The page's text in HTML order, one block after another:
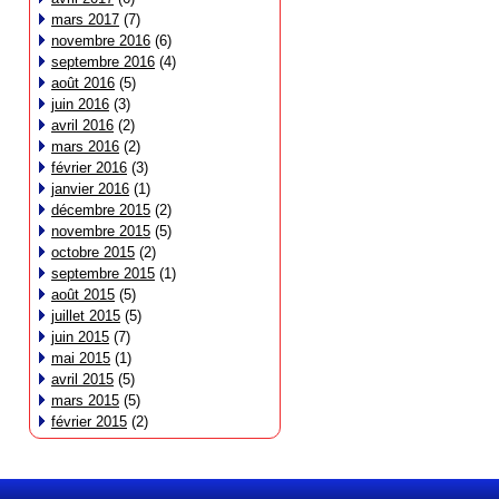
mars 2017 (7)
novembre 2016 (6)
septembre 2016 (4)
août 2016 (5)
juin 2016 (3)
avril 2016 (2)
mars 2016 (2)
février 2016 (3)
janvier 2016 (1)
décembre 2015 (2)
novembre 2015 (5)
octobre 2015 (2)
septembre 2015 (1)
août 2015 (5)
juillet 2015 (5)
juin 2015 (7)
mai 2015 (1)
avril 2015 (5)
mars 2015 (5)
février 2015 (2)